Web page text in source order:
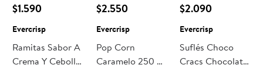
$1.590
Evercrisp
Ramitas Sabor A
Crema Y Cebolla
$2.550
Evercrisp
Pop Corn
Caramelo 250 g
$2.090
Evercrisp
Suflés Choco
Cracs Chocolate